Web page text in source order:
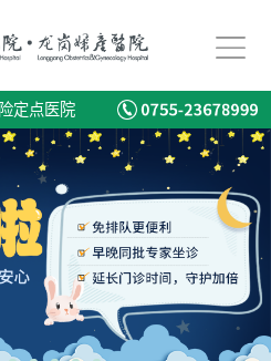
定点医院